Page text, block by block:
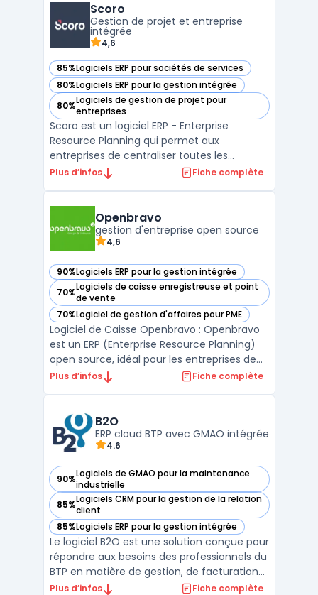
stocks et de la performance. Adapté aux en
...
Scoro
Gestion de projet et entreprise
intégrée
4,6
85%Logiciels ERP pour sociétés de services
— voir Scoro dans cette catégorie
80%Logiciels ERP pour la gestion intégrée
— voir Scoro dans cette catégorie
80%Logiciels de gestion de projet pour
entreprises
— voir Scoro dans cette catégorie
Scoro est un logiciel ERP - Enterprise
Resource Planning qui permet aux
entreprises de centraliser toutes les
données de leur entreprise et de gérer
suivre votre pipeline de ventes, gérer les
projets et les tâches, fac ...
Plus d’infos Fiche complète
Openbravo
gestion d'entreprise open source
4,6
90%Logiciels ERP pour la gestion intégrée
— voir Openbravo dans cette catégorie
70%Logiciels de caisse enregistreuse et point
de vente
— voir Openbravo dans cette catégorie
70%Logiciel de gestion d'affaires pour PME
— voir Openbravo dans cette catégorie
Logiciel de Caisse Openbravo : Openbravo
est un ERP (Enterprise Resource Planning)
open source, idéal pour les entreprises de
petite et moyenne taille. Il permet de gérer
franchisées. Openbravo : est le choi ...
Plus d’infos Fiche complète
B2O
ERP cloud BTP avec GMAO intégrée
4.6
90%Logiciels de GMAO pour la maintenance
industrielle
— voir B2O dans cette catégorie
85%Logiciels CRM pour la gestion de la relation
client
— voir B2O dans cette catégorie
85%Logiciels ERP pour la gestion intégrée
— voir B2O dans cette catégorie
Le logiciel B2O est une solution conçue pour
répondre aux besoins des professionnels du
BTP en matière de gestion, de facturation
et de suivi d'activité. Destiné aux artisans,
Plus d’infos Fiche complète